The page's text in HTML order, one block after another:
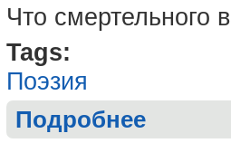
Что
Tags:
Поэзия
Подробнее